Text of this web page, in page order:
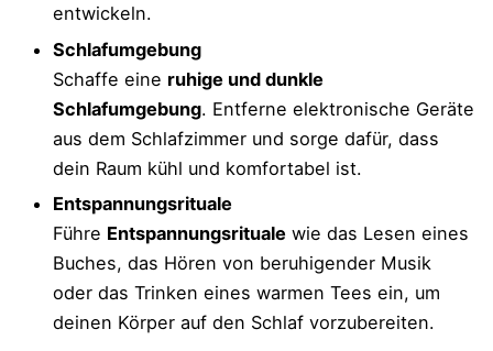
entwickeln.
Schlafumgebung
Schaffe eine ruhige und dunkle
Schlafumgebung. Entferne elektronische Geräte
aus dem Schlafzimmer und sorge dafür, dass
dein Raum kühl und komfortabel ist.
Entspannungsrituale
Führe Entspannungsrituale wie das Lesen eines
Buches, das Hören von beruhigender Musik
oder das Trinken eines warmen Tees ein, um
deinen Körper auf den Schlaf vorzubereiten.